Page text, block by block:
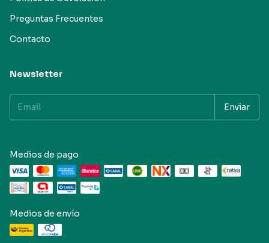
Preguntas Frecuentes
Contacto
Newsletter
Medios de pago
Medios de envío